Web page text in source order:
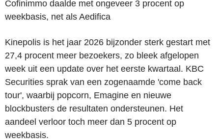
Cofinimmo daalde met ongeveer 3 procent op
weekbasis, net als Aedifica
Kinepolis is het jaar 2026 bijzonder sterk gestart met
27,4 procent meer bezoekers, zo bleek afgelopen
week uit een update over het eerste kwartaal. KBC
Securities sprak van een zogenaamde 'come back
tour', waarbij popcorn, Emagine en nieuwe
blockbusters de resultaten ondersteunen. Het
aandeel verloor toch meer dan 5 procent op
weekbasis.